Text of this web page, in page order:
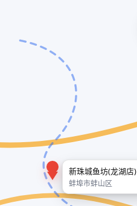
新珠城鱼坊(龙湖店)
蚌埠市蚌山区